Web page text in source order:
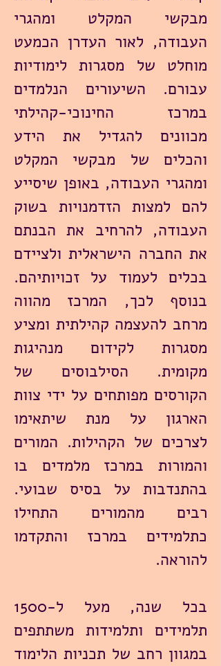
מבקשי המקלט ומהגרי
העבודה, לאור העדרן הכמעט
מוחלט של מסגרות לימודיות
עבורם. השיעורים הנלמדים
במרכז החינוכי-קהילתי
מכוונים להגדיל את הידע
והכלים של מבקשי המקלט
ומהגרי העבודה, באופן שיסייע
להם למצות הזדמנויות בשוק
העבודה, להרחיב את הבנתם
את החברה הישראלית ולציידם
בכלים לעמוד על זכויותיהם.
בנוסף לכך, המרכז מהווה
מרחב להעצמה קהילתית ומציע
מסגרות לקידום מנהיגות
מקומית. הסילבוסים של
הקורסים מפותחים על ידי צוות
הארגון על מנת שיתאימו
לצרכים של הקהילות. המורים
והמורות במרכז מלמדים בו
בהתנדבות על בסיס שבועי.
רבים מהמורים התחילו
כתלמידים במרכז והתקדמו
להוראה.
בכל שנה, מעל ל-1500
תלמידים ותלמידות משתתפים
במגוון רחב של תכניות הלימוד